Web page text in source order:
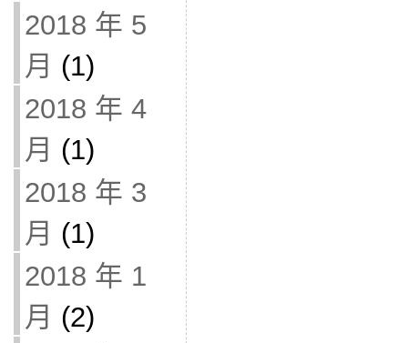
2018 年 5
月 (1)
2018 年 4
月 (1)
2018 年 3
月 (1)
2018 年 1
月 (2)